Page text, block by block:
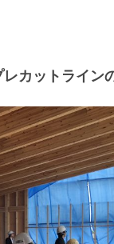
カットライン